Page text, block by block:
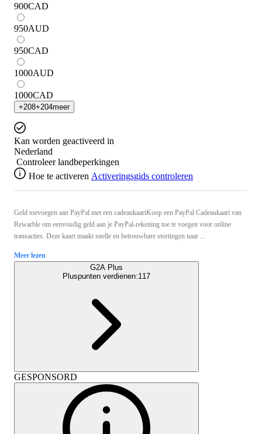
900CAD
950AUD
950CAD
1000AUD
1000CAD
+208+204meer
Kan worden geactiveerd in
Nederland
Controleer landbeperkingen
Hoe te activeren Activeringsgids controleren
Geld toevoegen aan PayPal met een cadeaukaartKoop een PayPal Cadeaukaart van
Rewarble om eenvoudig geld aan je PayPal-rekening toe te voegen voor online
transacties. Deze kaart maakt snelle en betrouwbare stortingen naar ...
Meer lezen
G2A Plus
Pluspunten verdienen:117
GESPONSORD